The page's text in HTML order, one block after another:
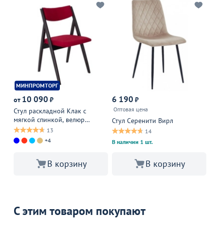
МИНПРОМТОРГ
от 10 090 ₽
Стул раскладной Клак с
мягкой спинкой, велюр
Велютто 38, ножки бук
морилка черная
13
+4
В корзину
6 190 ₽
Оптовая цена
Стул Серенити Вирл
14
В наличии 1 шт.
В корзину
С этим товаром покупают